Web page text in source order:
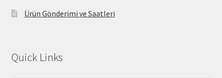
Ürün Gönderimi ve Saatleri
Quick Links